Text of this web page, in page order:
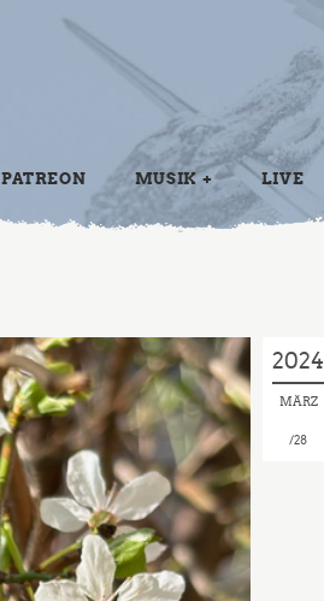
PATREON MUSIK LIVE
2024
MÄRZ
28